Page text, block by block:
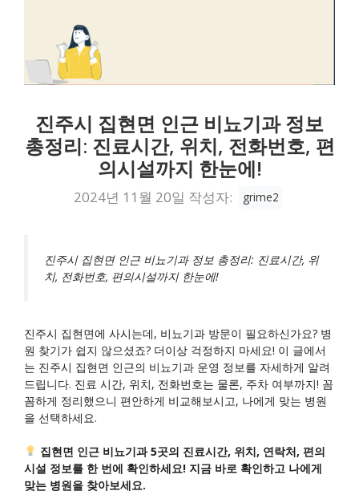
진주시 집현면 인근 비뇨기과 정보
총정리: 진료시간, 위치, 전화번호, 편
의시설까지 한눈에!
2024년 11월 20일 작성자: grime2
진주시 집현면 인근 비뇨기과 정보 총정리: 진료시간, 위
치, 전화번호, 편의시설까지 한눈에!
진주시 집현면에 사시는데, 비뇨기과 방문이 필요하신가요? 병
원 찾기가 쉽지 않으셨죠? 더이상 걱정하지 마세요! 이 글에서
는 진주시 집현면 인근의 비뇨기과 운영 정보를 자세하게 알려
드립니다. 진료 시간, 위치, 전화번호는 물론, 주차 여부까지! 꼼
꼼하게 정리했으니 편안하게 비교해보시고, 나에게 맞는 병원
을 선택하세요.
집현면 인근 비뇨기과 5곳의 진료시간, 위치, 연락처, 편의
시설 정보를 한 번에 확인하세요! 지금 바로 확인하고 나에게
맞는 병원을 찾아보세요.